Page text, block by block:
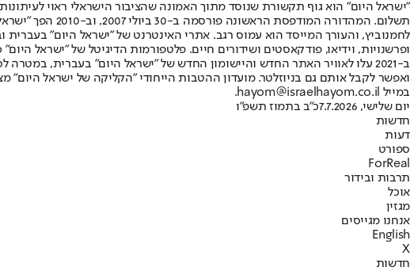
"ישראל היום" הוא גוף תקשורת שנוסד מתוך האמונה שהציבור הישראלי ראוי
תשלום.
ופרשנויות, וידיאו, פודקאסטים ושידורים חיים. פלטפורמות הדיגיטל של "ישראל
ב-2021 עלו לאוויר האתר החדש והיישומון החדש של "ישראל היום" בעברית,
ואפשר לקבל אותם גם בניוזלטר. מועדון ההטבות הייחודי "הקליקה של ישראל היום"
במייל hayom@israelhayom.co.il.
יום שלישי, 7.7.2026
כ"ב בתמוז תשפ"ו
חדשות
דעות
ספורט
ForReal
תרבות ובידור
אוכל
מגזין
אנחנו מגייסים
English
X
חדשות